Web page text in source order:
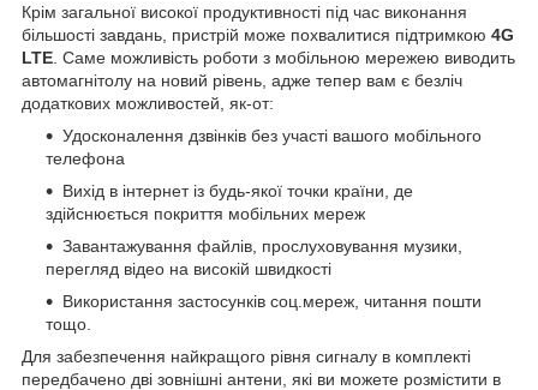
Крім загальної високої продуктивності під час виконання
більшості завдань, пристрій може похвалитися підтримкою 4G
LTE . Саме можливість роботи з мобільною мережею виводить
автомагнітолу на новий рівень, адже тепер вам є безліч
додаткових можливостей, як-от:
Удосконалення дзвінків без участі вашого мобільного
телефона
Вихід в інтернет із будь-якої точки країни, де
здійснюється покриття мобільних мереж
Завантажування файлів, прослуховування музики,
перегляд відео на високій швидкості
Використання застосунків соц.мереж, читання пошти
тощо.
Для забезпечення найкращого рівня сигналу в комплекті
передбачено дві зовнішні антени, які ви можете розмістити в